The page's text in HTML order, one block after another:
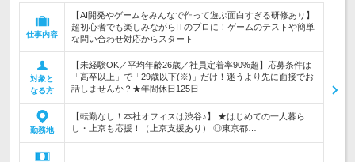
仕事内容
【AI開発やゲームをみんなで作って遊ぶ面白すぎる研修あり】
超初心者でも楽しみながらITのプロに！ゲームのテストや簡単
な問い合わせ対応からスタート
対象と
なる方
【未経験OK／平均年齢26歳／社員定着率90%超】応募条件は
「高卒以上」で「29歳以下(※)」だけ！迷うより先に面接でお
話しませんか？★年間休日125日
勤務地
【転勤なし！本社オフィスは渋谷♪】 ★はじめての一人暮ら
し・上京も応援！（上京支援あり） ◎東京都…